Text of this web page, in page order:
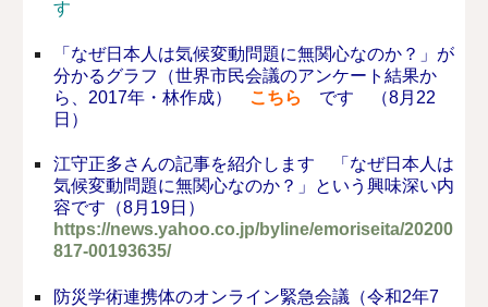
す
「なぜ日本人は気候変動問題に無関心なのか？」が
分かるグラフ（世界市民会議のアンケート結果か
ら、2017年・林作成） こちら
です （8月22
日）
江守正多さんの記事を紹介します 「なぜ日本人は
気候変動問題に無関心なのか？」という興味深い内
容です（8月19日）
https://news.yahoo.co.jp/byline/emoriseita/20200
817-00193635/
防災学術連携体のオンライン緊急会議（令和2年7